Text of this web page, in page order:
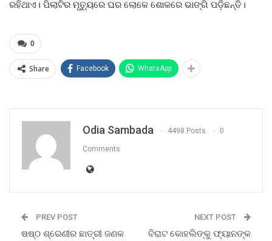
ରହିଥାଏ। ପିଲାଟିର ମୃତ୍ୟୁରେ ଘର ଲୋକେ ଶୋକରେ ଭାଙ୍ଗି ପଡ଼ିଛନ୍ତି।
0
Share Facebook WhatsApp
Odia Sambada 4498 Posts 0
Comments
PREV POST
ଷଷ୍ଠ ଶ୍ରେଣୀର ଛାତ୍ରୀ ଜଣକ
NEXT POST
ବିରାଟ କୋହଲିଙ୍କୁ ଫ୍ୟାନଙ୍କ